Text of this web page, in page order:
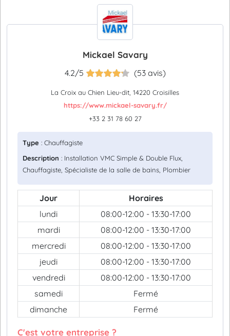
Mickael Savary
4.2/5 (53 avis)
La Croix au Chien Lieu-dit, 14220 Croisilles
https://www.mickael-savary.fr/
+33 2 31 78 60 27
Type : Chauffagiste
Description : Installation VMC Simple & Double Flux,
Chauffagiste, Spécialiste de la salle de bains, Plombier
Jour
Horaires
lundi
08:00-12:00 - 13:30-17:00
mardi
08:00-12:00 - 13:30-17:00
mercredi
08:00-12:00 - 13:30-17:00
jeudi
08:00-12:00 - 13:30-17:00
vendredi
08:00-12:00 - 13:30-17:00
samedi
Fermé
dimanche
Fermé
C'est votre entreprise ?